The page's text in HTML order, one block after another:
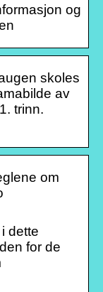
og
skoles
av
trinn.
om
dette
for de